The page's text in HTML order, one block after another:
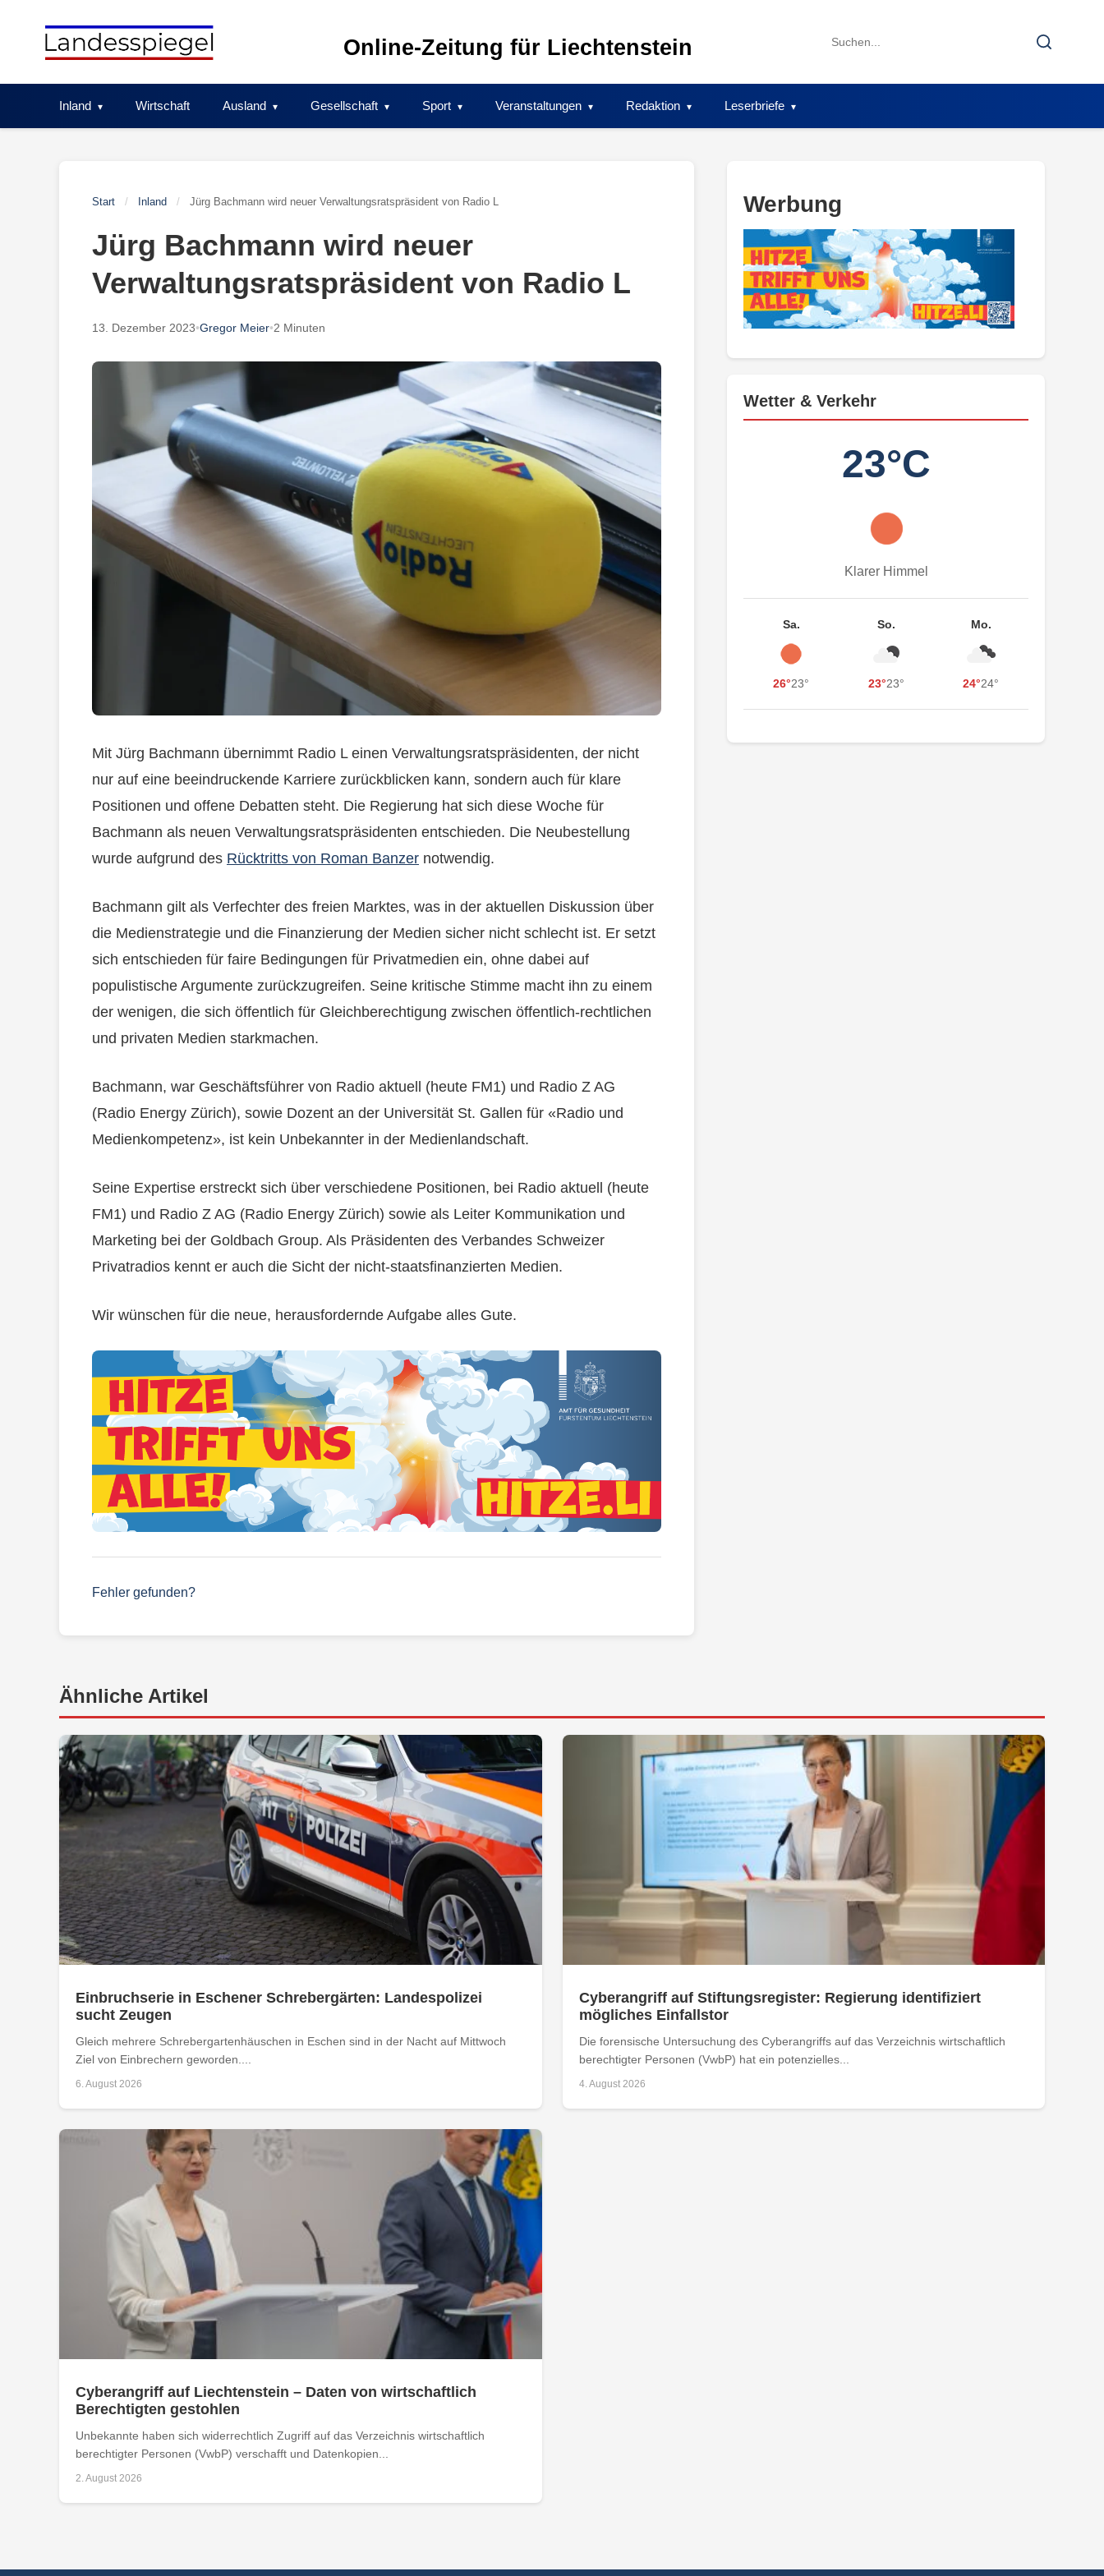
Online-Zeitung für Liechtenstein
Search
Search
Inland Wirtschaft Ausland Gesellschaft Sport Veranstaltungen Redaktion Leserbriefe
Start / Inland / Jürg Bachmann wird neuer Verwaltungsratspräsident von Radio L
Jürg Bachmann wird neuer
Verwaltungsratspräsident von Radio L
13. Dezember 2023•Gregor Meier•2 Minuten
Mit Jürg Bachmann übernimmt Radio L einen Verwaltungsratspräsidenten, der nicht
nur auf eine beeindruckende Karriere zurückblicken kann, sondern auch für klare
Positionen und offene Debatten steht. Die Regierung hat sich diese Woche für
Bachmann als neuen Verwaltungsratspräsidenten entschieden. Die Neubestellung
wurde aufgrund des Rücktritts von Roman Banzer notwendig.
Bachmann gilt als Verfechter des freien Marktes, was in der aktuellen Diskussion über
die Medienstrategie und die Finanzierung der Medien sicher nicht schlecht ist. Er setzt
sich entschieden für faire Bedingungen für Privatmedien ein, ohne dabei auf
populistische Argumente zurückzugreifen. Seine kritische Stimme macht ihn zu einem
der wenigen, die sich öffentlich für Gleichberechtigung zwischen öffentlich-rechtlichen
und privaten Medien starkmachen.
Bachmann, war Geschäftsführer von Radio aktuell (heute FM1) und Radio Z AG
(Radio Energy Zürich), sowie Dozent an der Universität St. Gallen für «Radio und
Medienkompetenz», ist kein Unbekannter in der Medienlandschaft.
Seine Expertise erstreckt sich über verschiedene Positionen, bei Radio aktuell (heute
FM1) und Radio Z AG (Radio Energy Zürich) sowie als Leiter Kommunikation und
Marketing bei der Goldbach Group. Als Präsidenten des Verbandes Schweizer
Privatradios kennt er auch die Sicht der nicht-staatsfinanzierten Medien.
Wir wünschen für die neue, herausfordernde Aufgabe alles Gute.
Fehler gefunden?
Werbung
Wetter & Verkehr
23°C
Klarer Himmel
Sa.
26°23°
So.
23°23°
Mo.
24°24°
Ähnliche Artikel
Einbruchserie in Eschener Schrebergärten: Landespolizei
sucht Zeugen
Gleich mehrere Schrebergartenhäuschen in Eschen sind in der Nacht auf Mittwoch
Ziel von Einbrechern geworden....
6. August 2026
Cyberangriff auf Stiftungsregister: Regierung identifiziert
mögliches Einfallstor
Die forensische Untersuchung des Cyberangriffs auf das Verzeichnis wirtschaftlich
berechtigter Personen (VwbP) hat ein potenzielles...
4. August 2026
Cyberangriff auf Liechtenstein – Daten von wirtschaftlich
Berechtigten gestohlen
Unbekannte haben sich widerrechtlich Zugriff auf das Verzeichnis wirtschaftlich
berechtigter Personen (VwbP) verschafft und Datenkopien...
2. August 2026